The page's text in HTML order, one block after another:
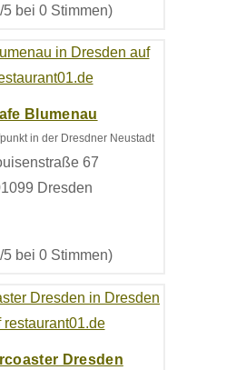
bei 0 Stimmen)
Blumenau
in der Dresdner Neustadt
67
Dresden
bei 0 Stimmen)
Dresden